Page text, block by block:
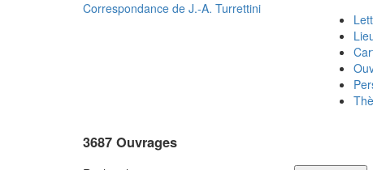
Correspondance de J.-A. Turrettini
3687 Ouvrages